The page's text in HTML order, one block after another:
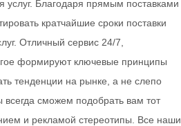
услуг. Благодаря прямым поставками
кратчайшие сроки поставки
Отличный сервис 24/7,
формируют ключевые принципы
тенденции на рынке, а не слепо
сможем подобрать вам тот
и рекламой стереотипы. Все наши